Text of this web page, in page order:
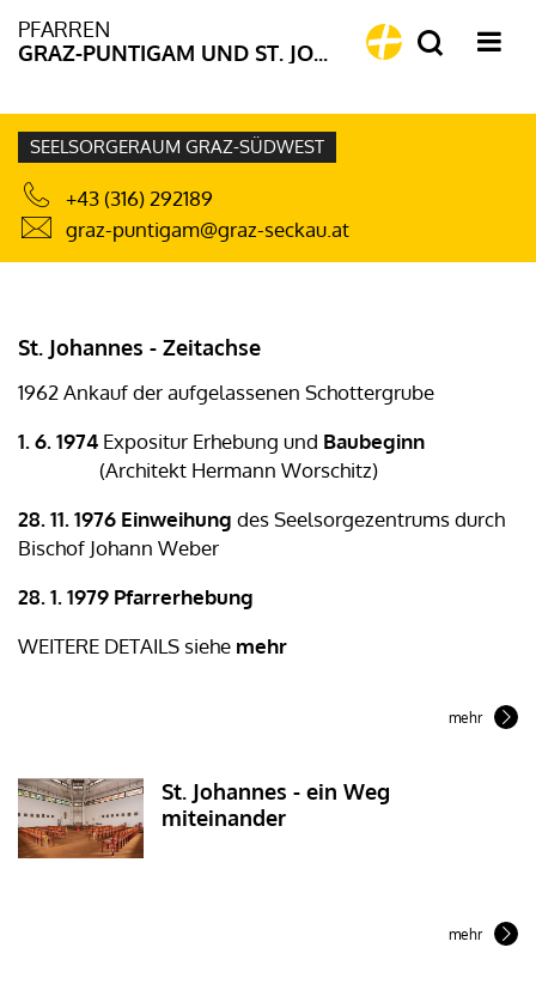
PFARREN
GRAZ-PUNTIGAM UND ST. JOHANNES
SEELSORGERAUM GRAZ-SÜDWEST
+43 (316) 292189
graz-puntigam@graz-seckau.at
St. Johannes - Zeitachse
1962 Ankauf der aufgelassenen Schottergrube
1. 6. 1974 Expositur Erhebung und Baubeginn
(Architekt Hermann Worschitz)
28. 11. 1976 Einweihung des Seelsorgezentrums durch
Bischof Johann Weber
28. 1. 1979 Pfarrerhebung
WEITERE DETAILS siehe mehr
mehr
St. Johannes - ein Weg
miteinander
mehr